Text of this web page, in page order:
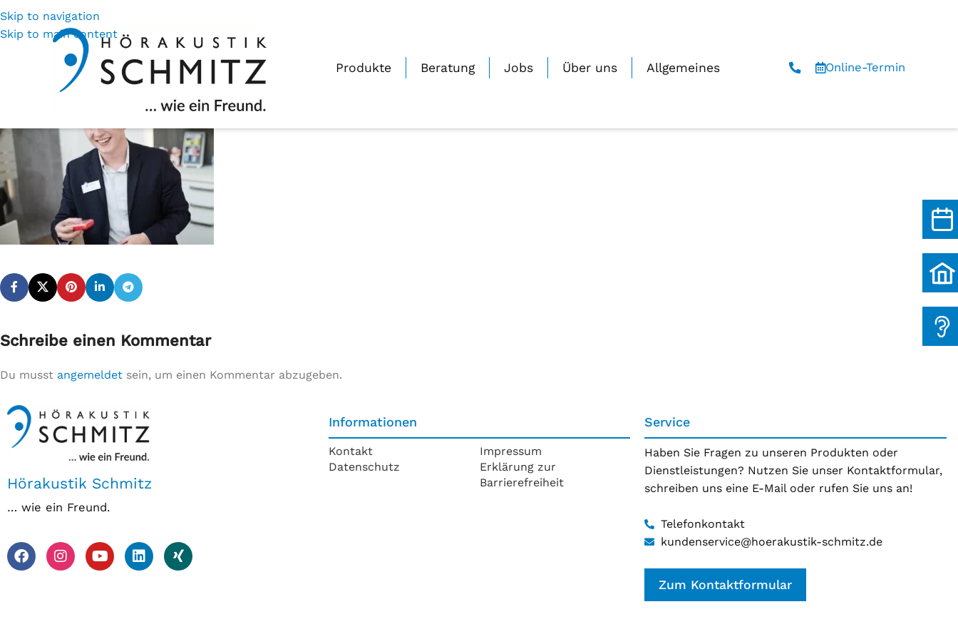
Skip to navigation
Skip to main content
Produkte Beratung Jobs Über uns Allgemeines Online-Termin
Schreibe einen Kommentar
Du musst angemeldet sein, um einen Kommentar abzugeben.
Hörakustik Schmitz
… wie ein Freund.
Informationen
Kontakt
Datenschutz
Impressum
Erklärung zur
Barrierefreiheit
Service
Haben Sie Fragen zu unseren Produkten oder
Dienstleistungen? Nutzen Sie unser Kontaktformular,
schreiben uns eine E-Mail oder rufen Sie uns an!
Telefonkontakt
kundenservice@hoerakustik-schmitz.de
Zum Kontaktformular